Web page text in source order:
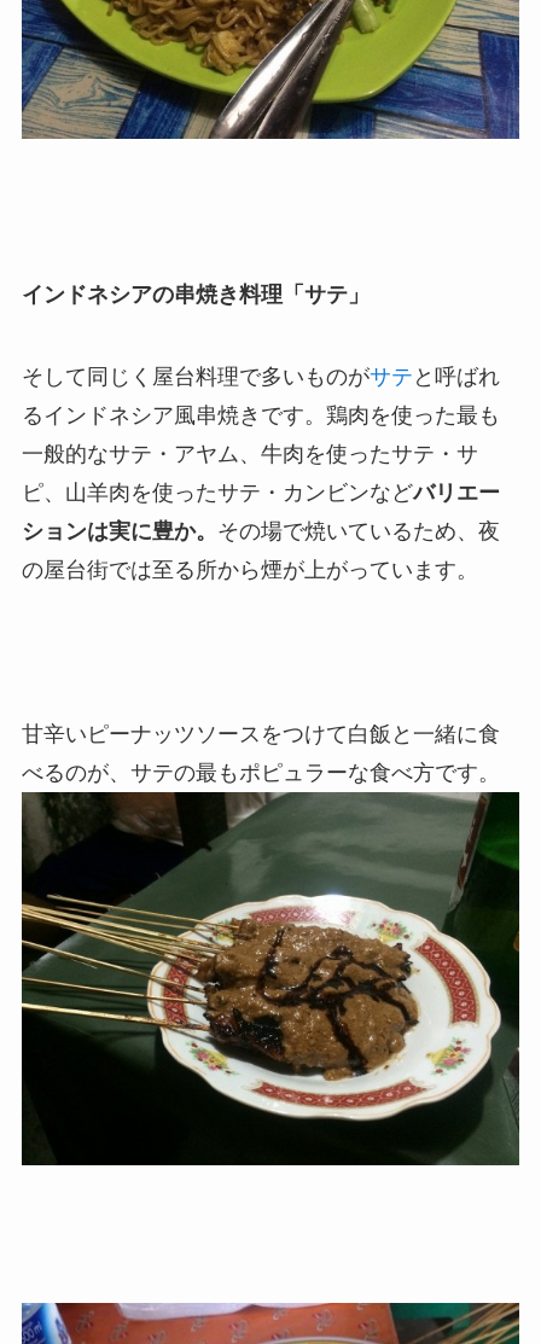
インドネシアの串焼き料理「サテ」
そして同じく屋台料理で多いものがサテ と呼ばれ
るインドネシア風串焼きです。鶏肉を使った最も
一般的なサテ・アヤム、牛肉を使ったサテ・サ
ピ、山羊肉を使ったサテ・カンビンなどバリエー
ションは実に豊か。 その場で焼いているため、夜
の屋台街では至る所から煙が上がっています。
甘辛いピーナッツソースをつけて白飯と一緒に食
べるのが、サテの最もポピュラーな食べ方です。